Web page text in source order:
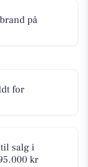
på
for
salg i
kr